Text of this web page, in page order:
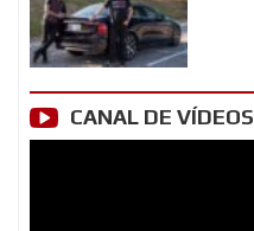
CANAL DE VÍDEOS